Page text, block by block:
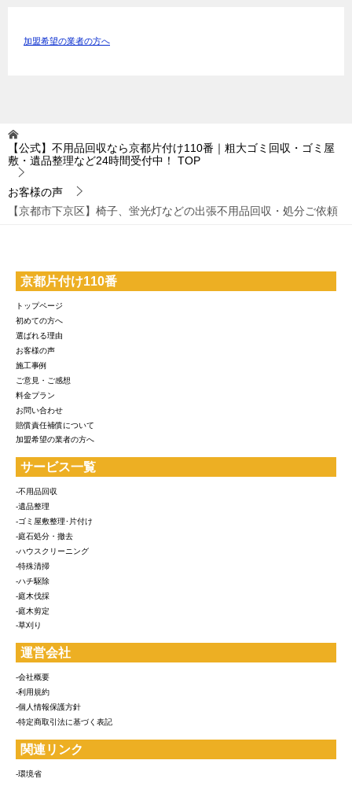
加盟希望の業者の方へ
【公式】不用品回収なら京都片付け110番｜粗大ゴミ回収・ゴミ屋
敷・遺品整理など24時間受付中！
TOP
お客様の声
【京都市下京区】椅子、蛍光灯などの出張不用品回収・処分ご依頼
京都片付け110番
トップページ
初めての方へ
選ばれる理由
お客様の声
施工事例
ご意見・ご感想
料金プラン
お問い合わせ
賠償責任補償について
加盟希望の業者の方へ
サービス一覧
-不用品回収
-遺品整理
-ゴミ屋敷整理･片付け
-庭石処分・撤去
-ハウスクリーニング
-特殊清掃
-ハチ駆除
-庭木伐採
-庭木剪定
-草刈り
運営会社
-会社概要
-利用規約
-個人情報保護方針
-特定商取引法に基づく表記
関連リンク
-環境省